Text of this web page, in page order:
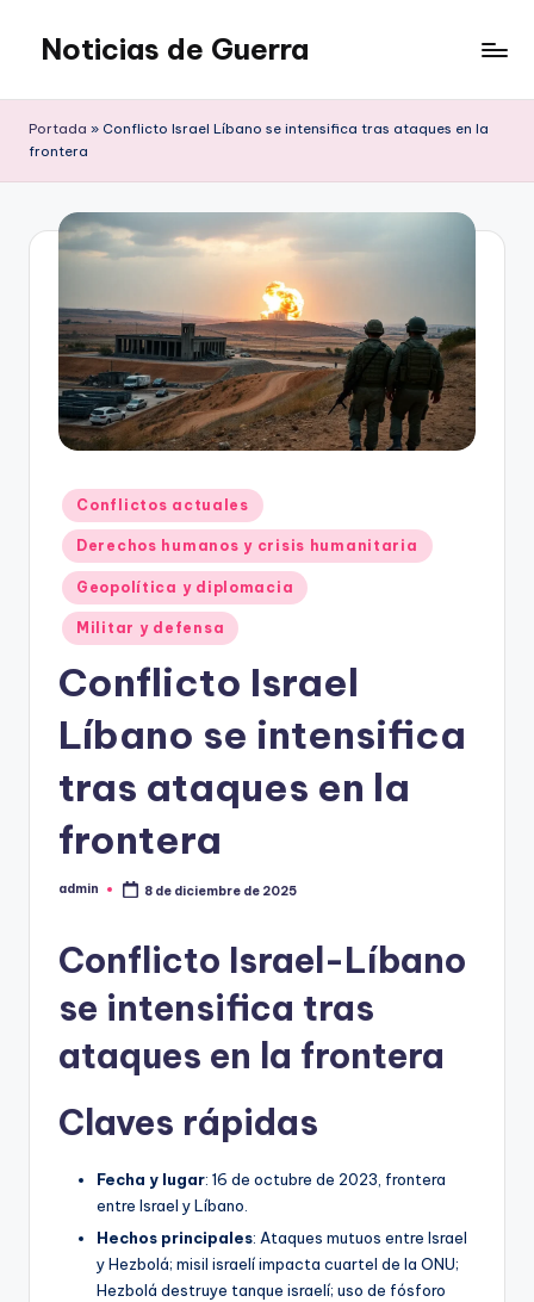
Saltar
contenido
Noticias de Guerra
Portada » Conflicto Israel Líbano se intensifica tras ataques en la
frontera
Publicado
en
Conflictos actuales
Derechos humanos y crisis humanitaria
Geopolítica y diplomacia
Militar y defensa
Conflicto Israel
Líbano se intensifica
tras ataques en la
frontera
Publicado
admin 8 de diciembre de 2025
Conflicto Israel-Líbano
se intensifica tras
ataques en la frontera
Claves rápidas
Fecha y lugar: 16 de octubre de 2023, frontera
entre Israel y Líbano.
Hechos principales: Ataques mutuos entre Israel
y Hezbolá; misil israelí impacta cuartel de la ONU;
Hezbolá destruye tanque israelí; uso de fósforo